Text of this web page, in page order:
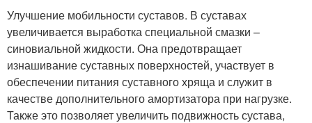
Улучшение мобильности суставов. В суставах
увеличивается выработка специальной смазки –
синовиальной жидкости. Она предотвращает
изнашивание суставных поверхностей, участвует в
обеспечении питания суставного хряща и служит в
качестве дополнительного амортизатора при нагрузке.
Также это позволяет увеличить подвижность сустава,